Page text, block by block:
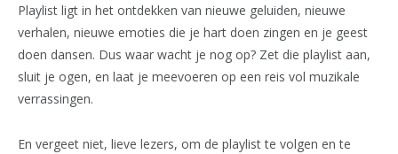
Playlist ligt in het ontdekken van nieuwe geluiden, nieuwe
verhalen, nieuwe emoties die je hart doen zingen en je geest
doen dansen. Dus waar wacht je nog op? Zet die playlist aan,
sluit je ogen, en laat je meevoeren op een reis vol muzikale
verrassingen.
En vergeet niet, lieve lezers, om de playlist te volgen en te